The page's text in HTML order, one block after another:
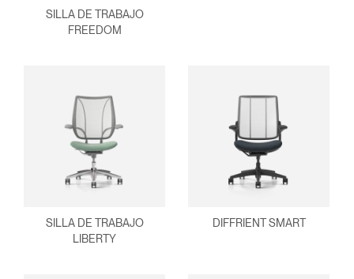
SILLA DE TRABAJO
FREEDOM
SILLA DE TRABAJO
LIBERTY
DIFFRIENT SMART